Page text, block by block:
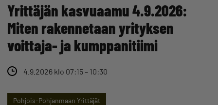
Yrittäjän kasvuaamu 4.9.2026:
Miten rakennetaan yrityksen
voittaja- ja kumppanitiimi
4.9.2026 klo 07:15 – 10:30
Pohjois-Pohjanmaan Yrittäjät